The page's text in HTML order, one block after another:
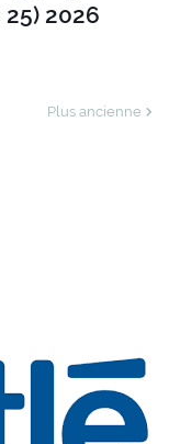
2026 (25 عونًا في شرطة السكك الحديدية)
Plus ancienne